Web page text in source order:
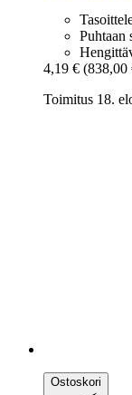
Puhtaan
4,19 € (838,00
Toimitus 18.
Ostoskori